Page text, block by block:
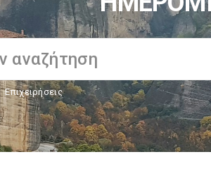
Επιχειρήσεις